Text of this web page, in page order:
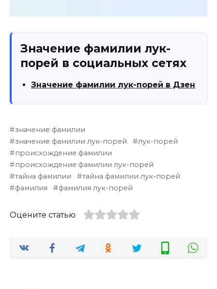
Значение фамилии лук-
порей в социальных сетях
Значение фамилии лук-порей в Дзен
значение фамилии
значение фамилии лук-порей
лук-порей
происхождение фамилии
происхождение фамилии лук-порей
тайна фамилии
тайна фамилии лук-порей
фамилия
фамилия лук-порей
Оцените статью